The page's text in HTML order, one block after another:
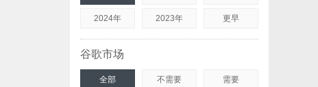
2024年 2023年 更早
谷歌市场
全部 不需要 需要